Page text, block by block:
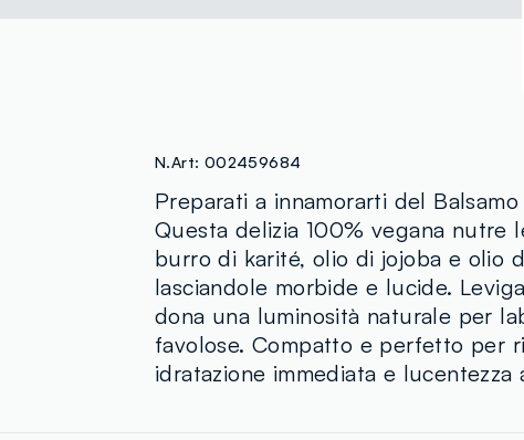
N.Art: 002459684
Preparati a innamorarti del
Questa delizia 100% vegana nutre
burro di karité, olio di jojoba e olio
lasciandole morbide e lucide.
dona una luminosità naturale per
favolose. Compatto e perfetto per
idratazione immediata e lucentezza